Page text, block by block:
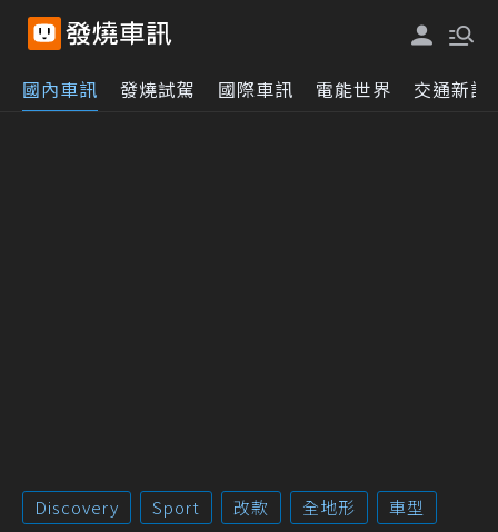
國內車訊 發燒試駕 國際車訊 電能世界 交通新訊
Discovery Sport 改款 全地形 車型